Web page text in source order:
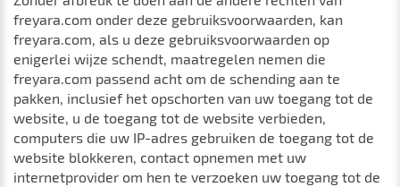
freyara.com onder deze gebruiksvoorwaarden, kan
freyara.com, als u deze gebruiksvoorwaarden op
enigerlei wijze schendt, maatregelen nemen die
freyara.com passend acht om de schending aan te
pakken, inclusief het opschorten van uw toegang tot de
website, u de toegang tot de website verbieden,
computers die uw IP-adres gebruiken de toegang tot de
website blokkeren, contact opnemen met uw
internetprovider om hen te verzoeken uw toegang tot de